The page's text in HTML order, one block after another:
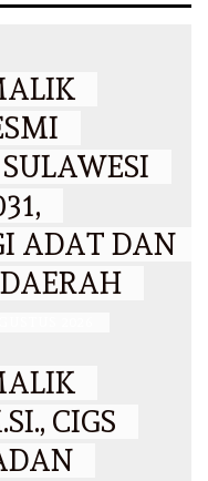
ADAT DAN
CIGS